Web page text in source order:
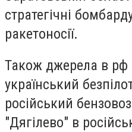
стратегічні
ракетоносії.
Також джерела в рф
український
російський
"Дягілево" в